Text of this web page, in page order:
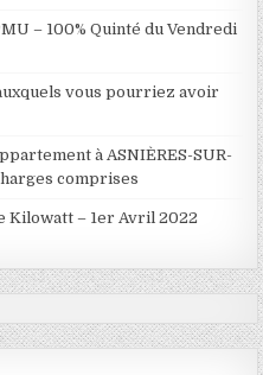
– 100% Quinté du Vendredi
vous pourriez avoir
à ASNIÈRES-SUR-
comprises
Kilowatt – 1er Avril 2022